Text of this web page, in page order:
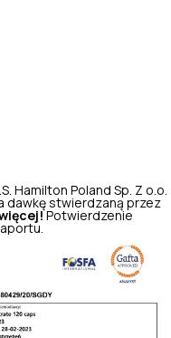
Hamilton Poland Sp. Z o.o.
dawkę stwierdzaną przez
Potwierdzenie